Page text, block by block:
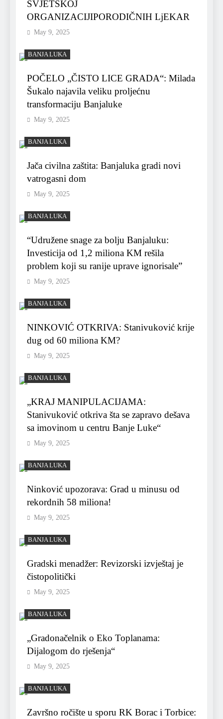
SVJETSKOJ
ORGANIZACIJIPORODIČNIH LjEKAR
May 9, 2025
BANJA LUKA
POČELO „ČISTO LICE GRADA“: Milada
Šukalo najavila veliku proljećnu
transformaciju Banjaluke
May 9, 2025
BANJA LUKA
Jača civilna zaštita: Banjaluka gradi novi
vatrogasni dom
May 9, 2025
BANJA LUKA
“Udružene snage za bolju Banjaluku:
Investicija od 1,2 miliona KM rešila
problem koji su ranije uprave ignorisale”
May 9, 2025
BANJA LUKA
NINKOVIĆ OTKRIVA: Stanivuković krije
dug od 60 miliona KM?
May 9, 2025
BANJA LUKA
„KRAJ MANIPULACIJAMA:
Stanivuković otkriva šta se zapravo dešava
sa imovinom u centru Banje Luke“
May 9, 2025
BANJA LUKA
Ninković upozorava: Grad u minusu od
rekordnih 58 miliona!
May 9, 2025
BANJA LUKA
Gradski menadžer: Revizorski izvještaj je
čistopolitički
May 9, 2025
BANJA LUKA
„Gradonačelnik o Eko Toplanama:
Dijalogom do rješenja“
May 9, 2025
BANJA LUKA
Završno ročište u sporu RK Borac i Torbice: